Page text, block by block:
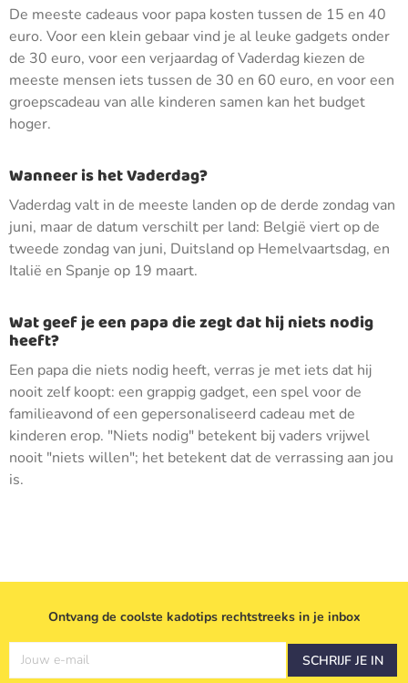
De meeste cadeaus voor papa kosten tussen de 15 en 40
euro. Voor een klein gebaar vind je al leuke gadgets onder
de 30 euro, voor een verjaardag of Vaderdag kiezen de
meeste mensen iets tussen de 30 en 60 euro, en voor een
groepscadeau van alle kinderen samen kan het budget
hoger.
Wanneer is het Vaderdag?
Vaderdag valt in de meeste landen op de derde zondag van
juni, maar de datum verschilt per land: België viert op de
tweede zondag van juni, Duitsland op Hemelvaartsdag, en
Italië en Spanje op 19 maart.
Wat geef je een papa die zegt dat hij niets nodig
heeft?
Een papa die niets nodig heeft, verras je met iets dat hij
nooit zelf koopt: een grappig gadget, een spel voor de
familieavond of een gepersonaliseerd cadeau met de
kinderen erop. "Niets nodig" betekent bij vaders vrijwel
nooit "niets willen"; het betekent dat de verrassing aan jou
is.
Ontvang de coolste kadotips rechtstreeks in je inbox
Jouw e-mail SCHRIJF JE IN